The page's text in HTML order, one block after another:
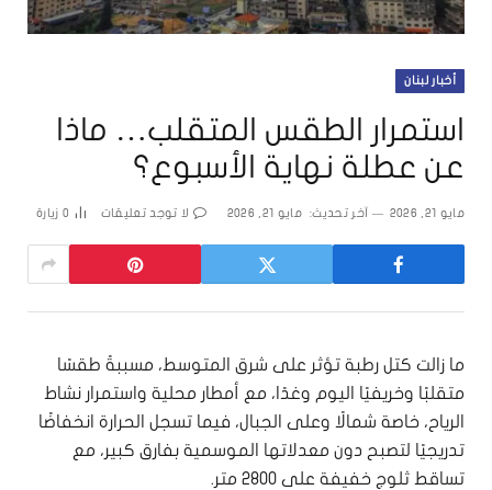
أخبار لبنان
استمرار الطقس المتقلب… ماذا
عن عطلة نهاية الأسبوع؟
مايو 21, 2026 آخر تحديث: مايو 21, 2026 لا توجد تعليقات 0 زيارة
ما زالت كتل رطبة تؤثر على شرق المتوسط، مسببةً طقسًا
متقلبًا وخريفيًا اليوم وغدًا، مع أمطار محلية واستمرار نشاط
الرياح، خاصة شمالًا وعلى الجبال، فيما تسجل الحرارة انخفاضًا
تدريجيًا لتصبح دون معدلاتها الموسمية بفارق كبير، مع
تساقط ثلوج خفيفة على 2800 متر.